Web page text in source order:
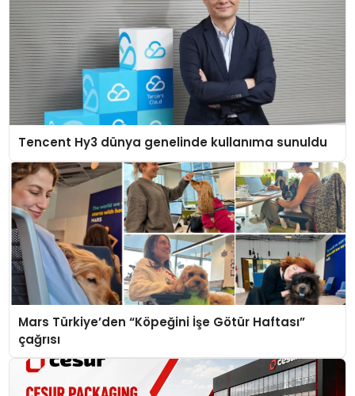
Tencent Hy3 dünya genelinde kullanıma sunuldu
Mars Türkiye’den “Köpeğini İşe Götür Haftası”
çağrısı